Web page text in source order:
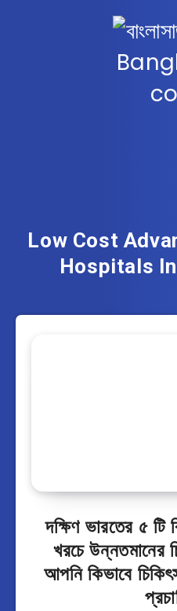
Low Cost
Hospitals
দক্ষিণ ভারতের ৫ টি
খরচে উন্নতমানের
আপনি কিভাবে